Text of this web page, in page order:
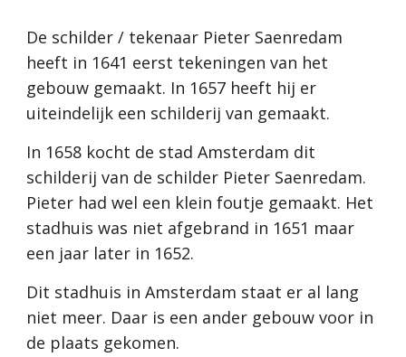
De schilder / tekenaar Pieter Saenredam
heeft in 1641 eerst tekeningen van het
gebouw gemaakt. In 1657 heeft hij er
uiteindelijk een schilderij van gemaakt.
In 1658 kocht de stad Amsterdam dit
schilderij van de schilder Pieter Saenredam.
Pieter had wel een klein foutje gemaakt. Het
stadhuis was niet afgebrand in 1651 maar
een jaar later in 1652.
Dit stadhuis in Amsterdam staat er al lang
niet meer. Daar is een ander gebouw voor in
de plaats gekomen.